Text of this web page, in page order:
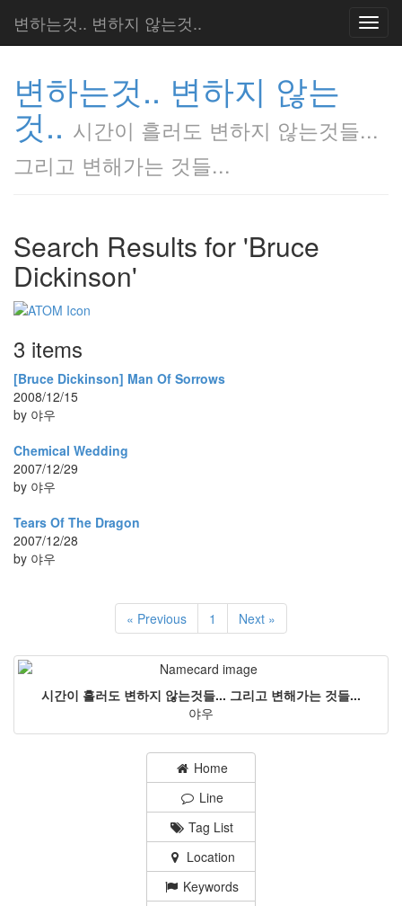
변하는것.. 변하지 않는것..
변하는것.. 변하지 않는
것.. 시간이 흘러도 변하지 않는것들...
그리고 변해가는 것들...
Search Results for 'Bruce
Dickinson'
3 items
[Bruce Dickinson] Man Of Sorrows
2008/12/15
by 야우
Chemical Wedding
2007/12/29
by 야우
Tears Of The Dragon
2007/12/28
by 야우
« Previous 1 Next »
시간이 흘러도 변하지 않는것들... 그리고 변해가는 것들...
야우
Home
Line
Tag List
Location
Keywords